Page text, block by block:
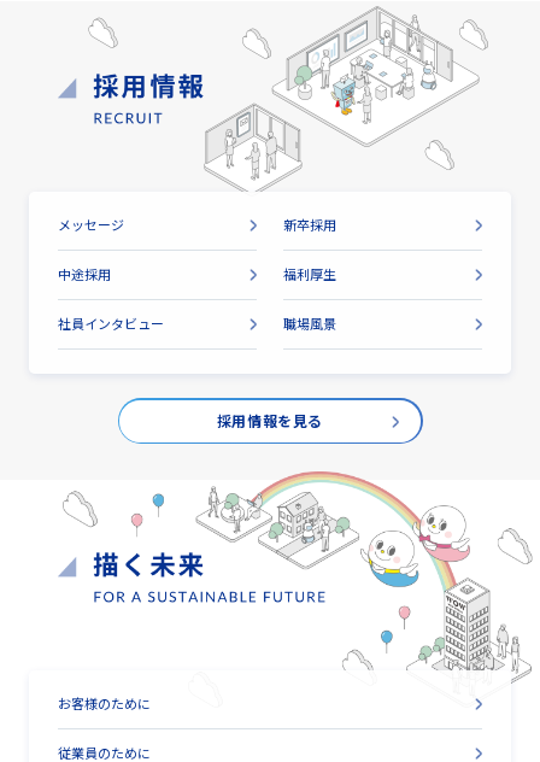
メッセージ 新卒採用
中途採用 福利厚生
社員インタビュー 職場風景
採用情報を見る
お客様のために
従業員のために